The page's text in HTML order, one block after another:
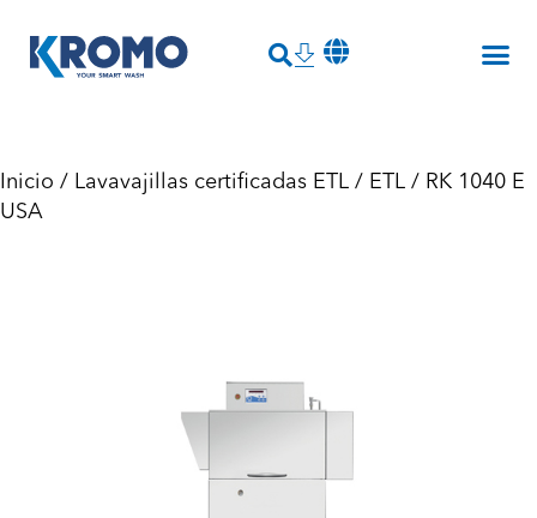
Inicio / Lavavajillas certificadas ETL / ETL / RK 1040 E
USA